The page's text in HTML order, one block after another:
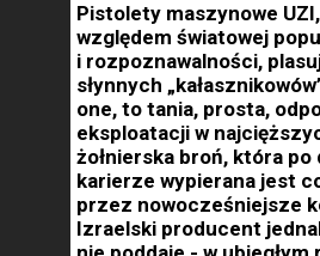
Pistolety maszynowe
względem światowej
i rozpoznawalności,
słynnych
one, to tania, prosta,
eksploatacji w
żołnierska broń, która po
karierze wypierana jest
przez nowocześniejsze
Izraelski producent